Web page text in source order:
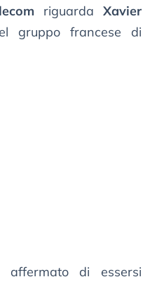
riguardaXavier
gruppo francese di
affermato di essersi